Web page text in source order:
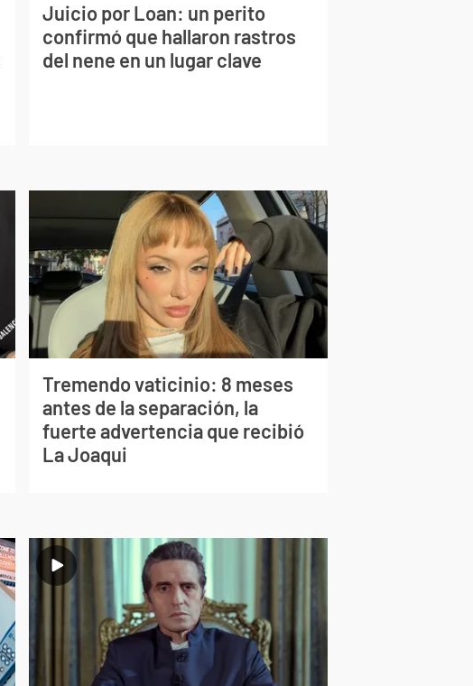
Juicio por Loan: un perito
confirmó que hallaron rastros
del nene en un lugar clave
Tremendo vaticinio: 8 meses
antes de la separación, la
fuerte advertencia que recibió
La Joaqui